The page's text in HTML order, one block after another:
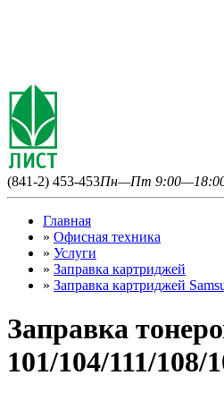
(841-2) 453-453Пн—Пт
Главная
» Офисная техника
» Услуги
» Заправка картриджей
» Заправка картриджей
Заправка
101/104/111/108/